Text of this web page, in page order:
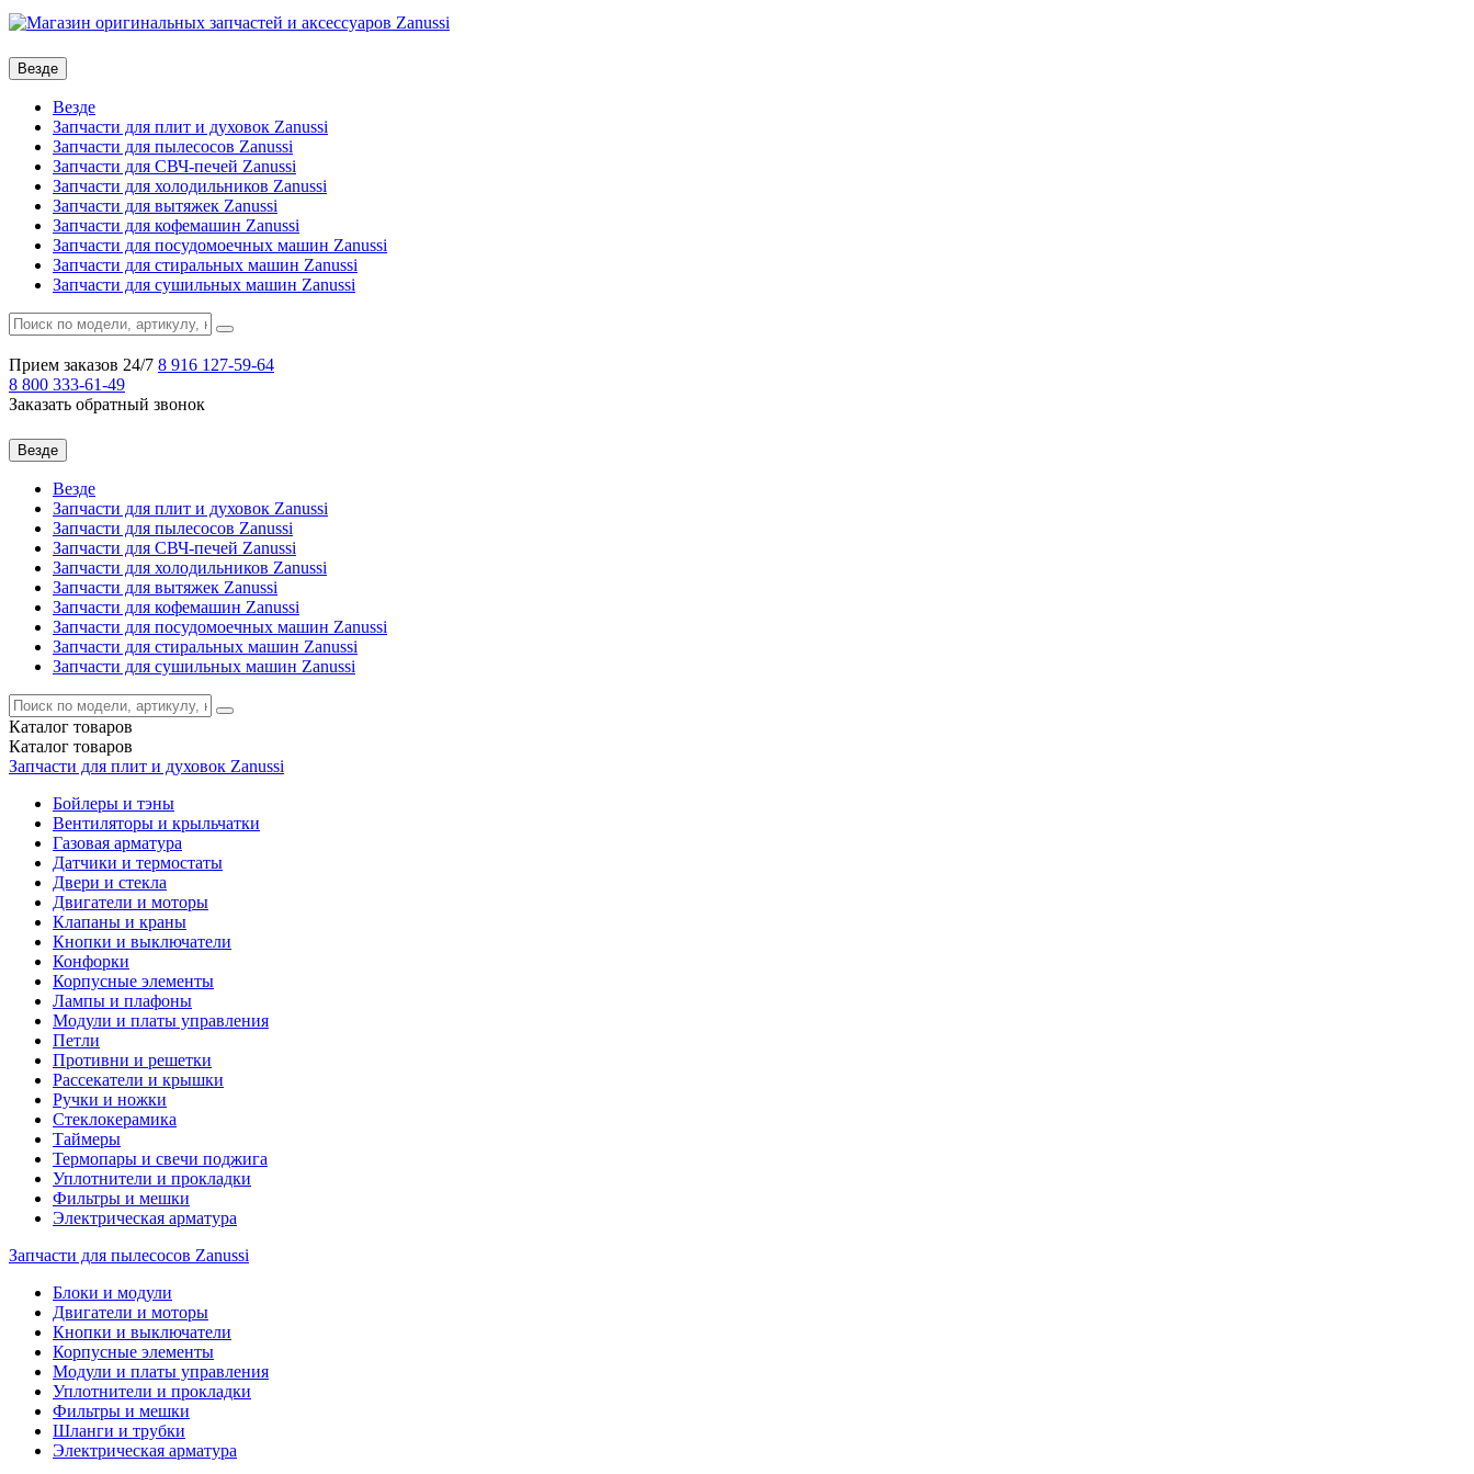
Везде
Везде
Запчасти для плит и духовок Zanussi
Запчасти для пылесосов Zanussi
Запчасти для СВЧ-печей Zanussi
Запчасти для холодильников Zanussi
Запчасти для вытяжек Zanussi
Запчасти для кофемашин Zanussi
Запчасти для посудомоечных машин Zanussi
Запчасти для стиральных машин Zanussi
Запчасти для сушильных машин Zanussi
Прием заказов 24/7 8 916 127-59-64
8 800 333-61-49
Заказать обратный звонок
Везде
Везде
Запчасти для плит и духовок Zanussi
Запчасти для пылесосов Zanussi
Запчасти для СВЧ-печей Zanussi
Запчасти для холодильников Zanussi
Запчасти для вытяжек Zanussi
Запчасти для кофемашин Zanussi
Запчасти для посудомоечных машин Zanussi
Запчасти для стиральных машин Zanussi
Запчасти для сушильных машин Zanussi
Каталог товаров
Каталог товаров
Запчасти для плит и духовок Zanussi
Бойлеры и тэны
Вентиляторы и крыльчатки
Газовая арматура
Датчики и термостаты
Двери и стекла
Двигатели и моторы
Клапаны и краны
Кнопки и выключатели
Конфорки
Корпусные элементы
Лампы и плафоны
Модули и платы управления
Петли
Противни и решетки
Рассекатели и крышки
Ручки и ножки
Стеклокерамика
Таймеры
Термопары и свечи поджига
Уплотнители и прокладки
Фильтры и мешки
Электрическая арматура
Запчасти для пылесосов Zanussi
Блоки и модули
Двигатели и моторы
Кнопки и выключатели
Корпусные элементы
Модули и платы управления
Уплотнители и прокладки
Фильтры и мешки
Шланги и трубки
Электрическая арматура